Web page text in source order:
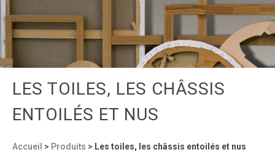
LES TOILES, LES CHÂSSIS
ENTOILÉS ET NUS
Accueil > Produits > Les toiles, les châssis entoilés et nus